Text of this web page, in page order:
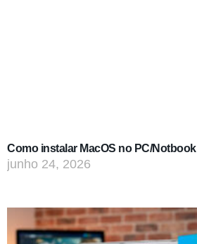
Como instalar MacOS no PC/Notbook
junho 24, 2026